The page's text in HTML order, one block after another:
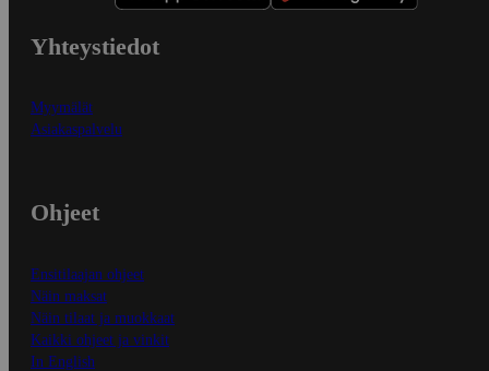
Yhteystiedot
Myymälät
Asiakaspalvelu
Ohjeet
Ensitilaajan ohjeet
Näin maksat
Näin tilaat ja muokkaat
Kaikki ohjeet ja vinkit
In English